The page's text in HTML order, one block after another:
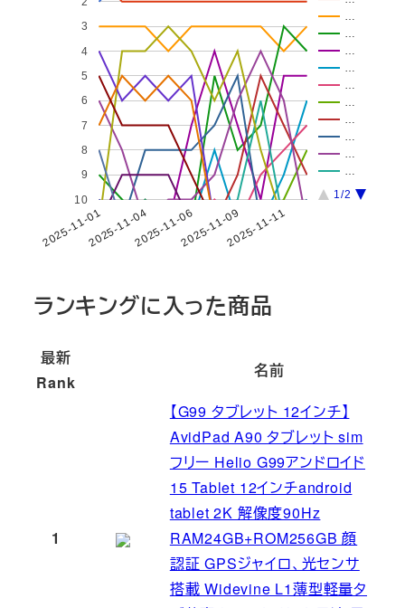
…
…
…
…
…
…
…
…
…
…
1/2
2025-11-012025-11-042025-11-062025-11-092025-11-11
3
4
5
6
7
8
9
10
ランキングに入った商品
最新
Rank
名前
1
【G99 タブレット 12インチ】
AvidPad A90 タブレット sim
フリー Helio G99アンドロイド
15 Tablet 12インチandroid
tablet 2K 解像度90Hz
RAM24GB+ROM256GB 顔
認証 GPSジャイロ、光センサ
搭載 Widevine L1薄型軽量タ